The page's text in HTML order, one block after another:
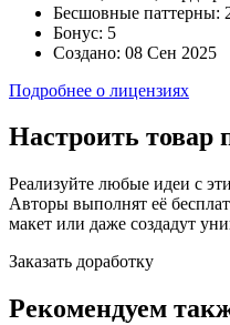
Бесшовные паттерны:
Бонус: 5
Создано: 08 Сен 2025
Подробнее о лицензиях
Настроить товар
Реализуйте любые идеи с
Авторы выполнят её
макет или даже создадут
Заказать доработку
Рекомендуем